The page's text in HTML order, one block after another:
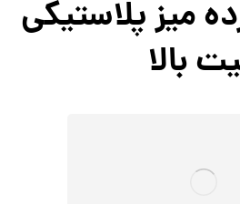
میز پلاستیکی
بالا